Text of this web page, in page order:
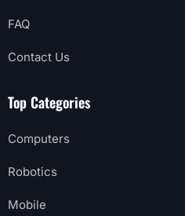
FAQ
Contact Us
Top Categories
Computers
Robotics
Mobile